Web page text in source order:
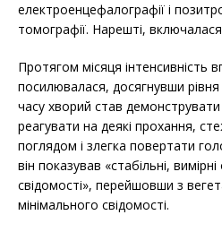
електроенцефалографії і
томографії. Нарешті,
Протягом місяця інтенсивність
посилювалася, досягнувши рівня
часу хворий став демонструвати
реагувати на деякі прохання,
поглядом і злегка повертати
він показував «стабільні,
свідомості», перейшовши з
мінімального свідомості.